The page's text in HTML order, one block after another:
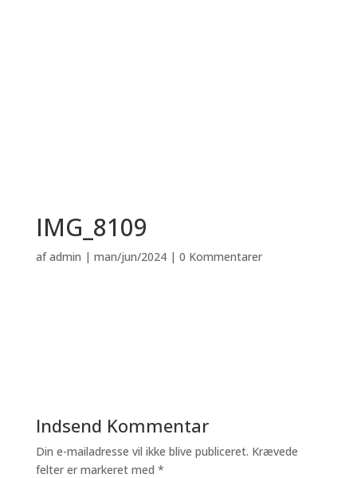
IMG_8109
afadmin | man/jun/2024| 0 Kommentarer
Indsend Kommentar
Din e-mailadresse vil ikke blive publiceret. Krævede
felter er markeret med *